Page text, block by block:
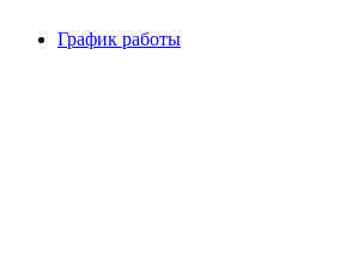
График работы